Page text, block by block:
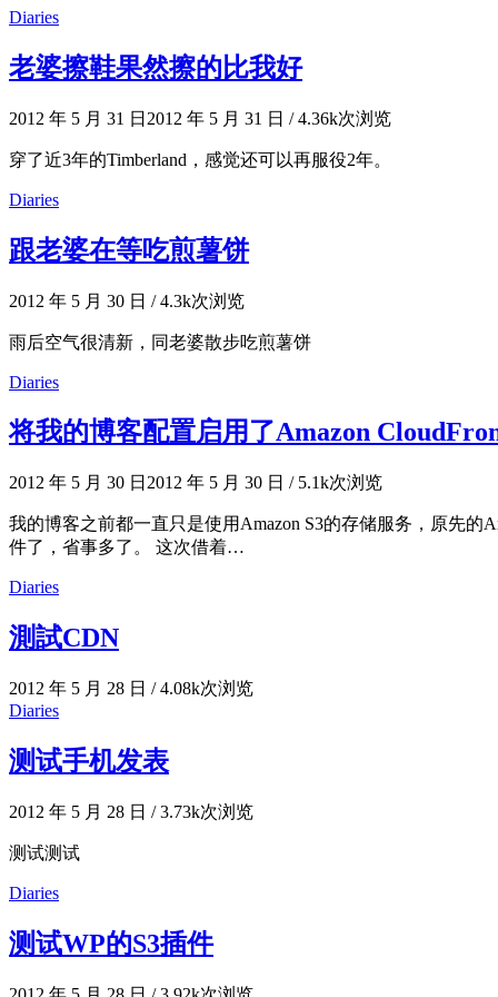
Diaries
老婆擦鞋果然擦的比我好
2012 年 5 月 31 日 2012 年 5 月 31 日 /4.36k次浏览
穿了近3年的Timberland，感觉还可以再服役2年。
Diaries
跟老婆在等吃煎薯饼
2012 年 5 月 30 日 /4.3k次浏览
雨后空气很清新，同老婆散步吃煎薯饼
Diaries
将我的博客配置启用了Amazon
2012 年 5 月 30 日 2012 年 5 月 30 日 /5.1k次浏览
我的博客之前都一直只是使用Amazon S3的存储服务，原先的
件了，省事多了。 这次借着…
Diaries
測試CDN
2012 年 5 月 28 日 /4.08k次浏览
Diaries
测试手机发表
2012 年 5 月 28 日 /3.73k次浏览
测试测试
Diaries
测试WP的S3插件